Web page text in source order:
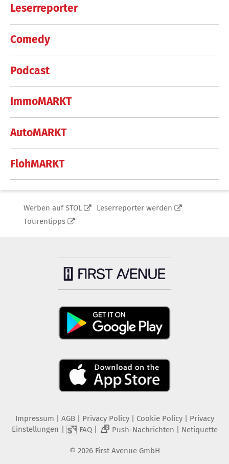
Leserreporter
Comedy
Podcast
ImmoMARKT
AutoMARKT
FlohMARKT
Werben auf STOL
Leserreporter werden
Tourentipps
Impressum AGB Privacy Policy| Cookie Policy| Privacy
Einstellungen
FAQ| 2 Push-Nachrichten Netiquette
© 2026 First Avenue GmbH